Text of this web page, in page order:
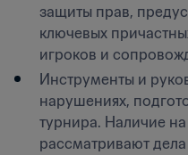
защиты прав,
ключевых
игроков и
Инструменты и
нарушениях,
турнира. Наличие
рассматривают